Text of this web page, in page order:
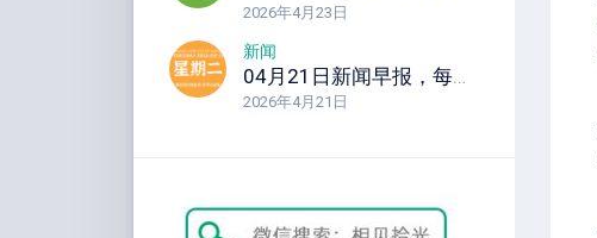
2026年4月23日
新闻
04月21日新闻早报，每天60秒读懂全世界！
2026年4月21日